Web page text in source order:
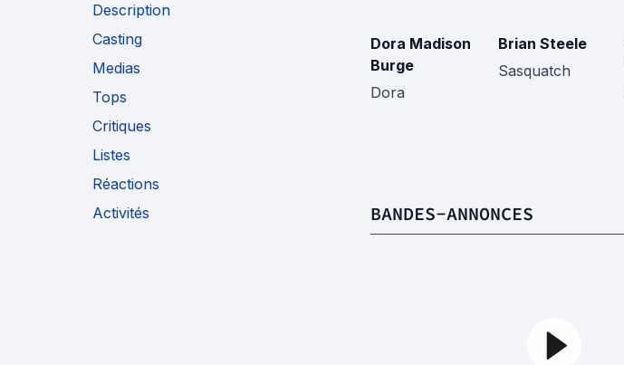
Description
Casting
Medias
Tops
Critiques
Listes
Réactions
Activités
Dora Madison
Burge
Dora
Brian Steele
Sasquatch
BANDES-ANNONCES